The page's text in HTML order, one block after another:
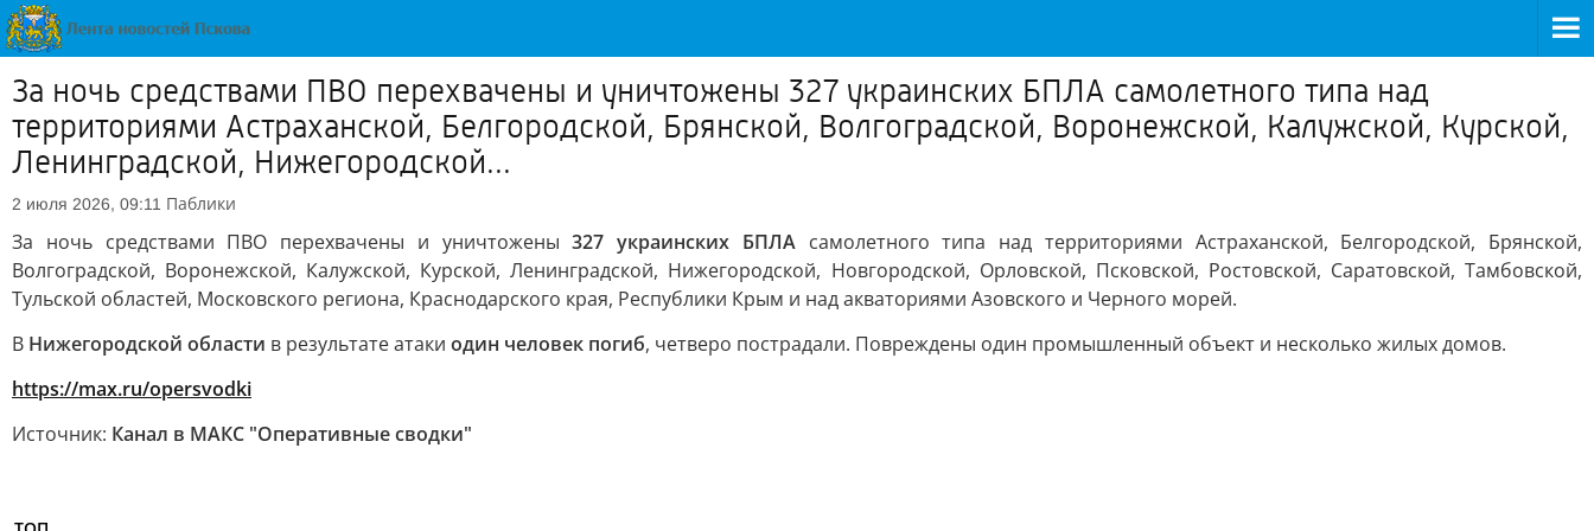
За ночь средствами ПВО перехвачены и уничтожены 327 украинских БПЛА самолетного типа над
территориями Астраханской, Белгородской, Брянской, Волгоградской, Воронежской, Калужской, Курской,
Ленинградской, Нижегородской...
2 июля 2026, 09:11 Паблики
За ночь средствами ПВО перехвачены и уничтожены327 украинских БПЛАсамолетного типа над территориями Астраханской, Белгородской, Брянской,
Волгоградской, Воронежской, Калужской, Курской, Ленинградской, Нижегородской, Новгородской, Орловской, Псковской, Ростовской, Саратовской, Тамбовской,
Тульской областей, Московского региона, Краснодарского края, Республики Крым и над акваториями Азовского и Черного морей.
В Нижегородской области в результате атаки один человек погиб, четверо пострадали. Повреждены один промышленный объект и несколько жилых домов.
https://max.ru/opersvodki
Источник: Канал в МАКС "Оперативные сводки"